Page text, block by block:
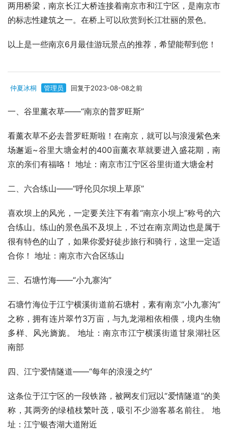
两用桥梁，南京长江大桥连接着南京市和江宁区，是南京市
的标志性建筑之一。在桥上可以欣赏到长江壮丽的景色。
以上是一些南京6月最佳游玩景点的推荐，希望能帮到您！
仲夏冰桐 管理员 回复于2023-08-08之前
一、谷里薰衣草——“南京的普罗旺斯”
看薰衣草不必去普罗旺斯啦！在南京，就可以与浪漫紫色来
场邂逅~谷里大塘金村的400亩薰衣草就要进入盛花期，南
京的亲们有福咯！ 地址：南京市江宁区谷里街道大塘金村
二、六合练山——“呼伦贝尔坝上草原”
喜欢坝上的风光，一定要关注下有着“南京小坝上”称号的六
合练山。练山的景色虽不及坝上，不过在南京周边也是属于
很有特色的山了，如果你爱好徒步旅行和骑行，这里一定适
合你！ 地址：南京市六合区练山
三、石塘竹海——“小九寨沟”
石塘竹海位于江宁横溪街道前石塘村，素有南京“小九寨沟”
之称，拥有连片翠竹3万亩，与九龙湖相依相偎，境内生物
多样、风光旖旎。 地址：南京市江宁横溪街道甘泉湖社区
南部
四、江宁爱情隧道——“每年的浪漫之约”
这条位于江宁区的一段铁路，被网友们冠以“爱情隧道”的美
称，其两旁的绿植枝繁叶茂，吸引不少游客慕名前往。 地
址：江宁银杏湖大道附近